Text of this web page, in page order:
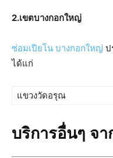
2.เขตบางกอกใหญ่
ซ่อมเปียโน บางกอกใหญ่ ป
ได้แก่
แขวงวัดอรุณ
บริการอื่นๆ จา